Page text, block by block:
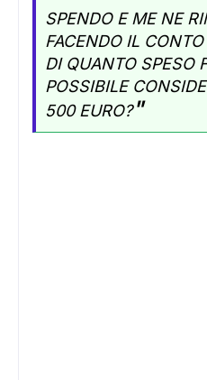
SPENDO E ME NE
FACENDO IL
DI QUANTO SPESO
POSSIBILE
500 EURO?"